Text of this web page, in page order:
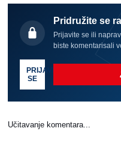
Pridružite se
Prijavite se ili
biste komentarisali
PRIJAVI
SE
Učitavanje komentara...